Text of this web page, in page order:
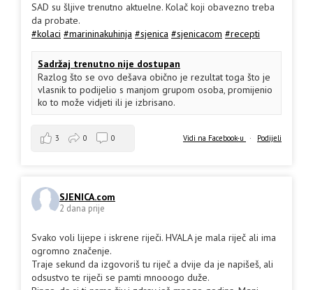
SAD su šljive trenutno aktuelne. Kolač koji obavezno treba
da probate.
#kolaci #marininakuhinja #sjenica #sjenicacom #recepti
Sadržaj trenutno nije dostupan
Razlog što se ovo dešava obično je rezultat toga što je
vlasnik to podijelio s manjom grupom osoba, promijenio
ko to može vidjeti ili je izbrisano.
Vidi na Facebook-u · Podijeli
3 0 0
SJENICA.com
2 dana prije
Svako voli lijepe i iskrene riječi. HVALA je mala riječ ali ima
ogromno značenje.
Traje sekund da izgovoriš tu riječ a dvije da je napišeš, ali
odsustvo te riječi se pamti mnooogo duže.